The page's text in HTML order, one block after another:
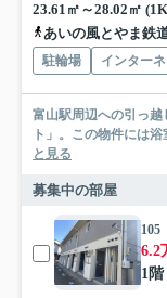
23.61㎡～28.02㎡
あいの風とやま鉄
駐輪場 インター
富山駅周辺への引っ
ト」。この物件には
と見る
募集中の部屋
105
6.2
1